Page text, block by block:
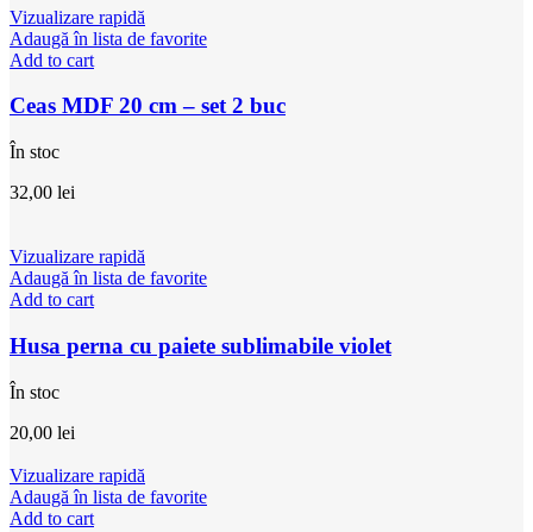
Vizualizare rapidă
Adaugă în lista de favorite
Add to cart
Ceas MDF 20 cm – set 2 buc
În stoc
32,00 lei
Vizualizare rapidă
Adaugă în lista de favorite
Add to cart
Husa perna cu paiete sublimabile violet
În stoc
20,00 lei
Vizualizare rapidă
Adaugă în lista de favorite
Add to cart